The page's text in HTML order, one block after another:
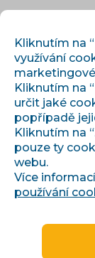
Úvod› Integrace›
Kliknutím na
využívání
Kliknutím na
určit jaké
popřípadě
Kliknutím na
pouze ty
webu.
Více
používání